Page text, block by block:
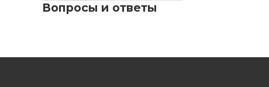
Вопросы и ответы